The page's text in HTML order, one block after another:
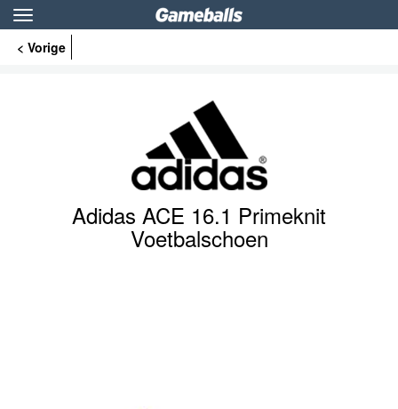
Toggle
navigation
< Vorige
Adidas ACE 16.1 Primeknit
Voetbalschoen